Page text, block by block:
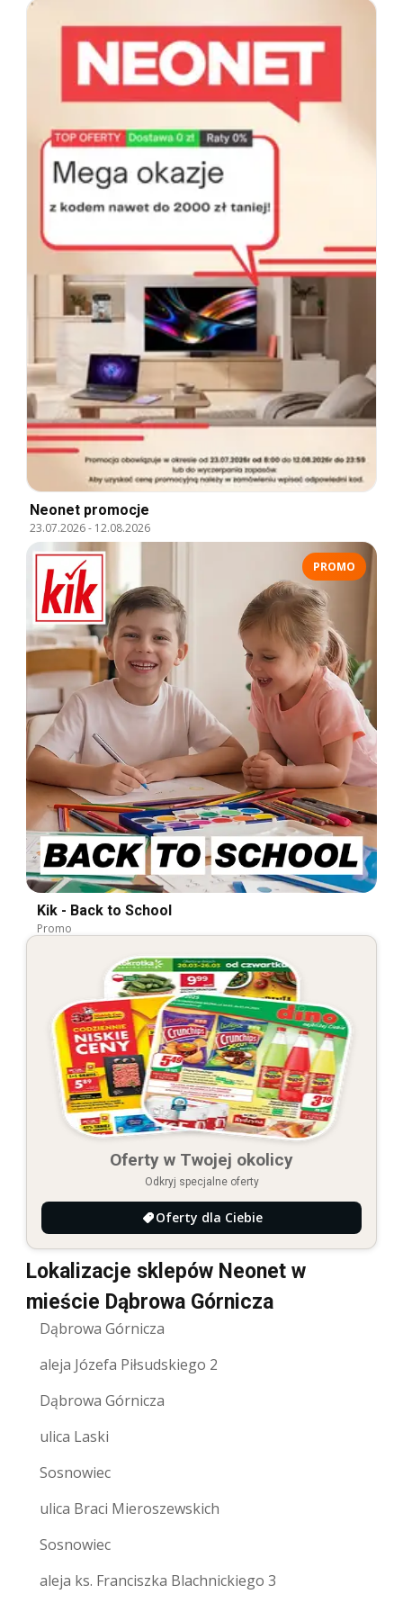
Neonet promocje
23.07.2026- 12.08.2026
PROMO
Kik - Back to School
Promo
Oferty w Twojej okolicy
Odkryj specjalne oferty
Oferty dla Ciebie
Lokalizacje sklepów Neonet w
mieście Dąbrowa Górnicza
Dąbrowa Górnicza
aleja Józefa Piłsudskiego 2
Dąbrowa Górnicza
ulica Laski
Sosnowiec
ulica Braci Mieroszewskich
Sosnowiec
aleja ks. Franciszka Blachnickiego 3